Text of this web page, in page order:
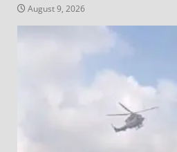
August 9, 2026